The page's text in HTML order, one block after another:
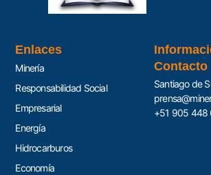
Enlaces
Minería
Responsabilidad Social
Empresarial
Energía
Hidrocarburos
Economía
Contacto
Santiago de
+51 905 448